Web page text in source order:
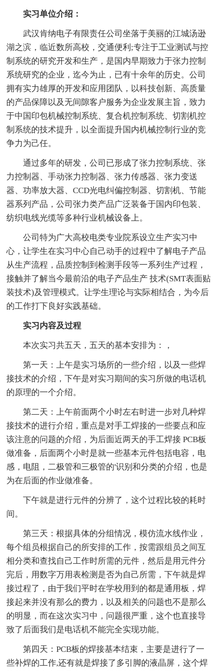
实习单位介绍：
武汉肯纳电子有限责任公司坐落于美丽的江城汤逊
湖之滨，临近数所高校，交通便利;专注于工业测试与控
制系统的研究开发和生产，是国内早期致力于张力控制
系统研究的企业，迄今为止，已有十余年的历史。公司
拥有实力雄厚的开发和应用团队，以科技创新、高质量
的产品保障以及无间隙客户服务为企业发展主旨，致力
于中国印包机械控制系统、复合机控制系统、切割机控
制系统的技术提升，以全面提升国内机械控制行业的竞
争力为己任。
通过多年的研发，公司已形成了张力控制系统、张
力控制器、手动张力控制器、张力传感器、张力变送
器、功率放大器、CCD光电纠偏控制器、切割机、节能
器系列产品，公司张力类产品广泛装备于国内印包装、
纺织电线光缆等多种行业机械设备上。
公司特为广大高校电类专业院系设立生产实习中
心，让学生在实习中心自己动手的过程中了解电子产品
从生产流程，品质控制到检测手段等一系列生产过程，
接触并了解当今最前沿的电子产品生产 技术(SMT表面贴
装技术)及管理模式。让学生理论与实际相结合，为今后
的工作打下良好实践基础。
实习内容及过程
本次实习共五天，五天的基本安排为：，
第一天：上午是实习场所的一些介绍，以及一些焊
接技术的介绍，下午是对实习期间的实习所做的电话机
的原理的一个介绍。
第二天：上午前面两个小时左右时进一步对几种焊
接技术的进行介绍，重点是对手工焊接的一些要点和应
该注意的问题的介绍，为后面近两天的手工焊接 PCB板
做准备，后面两个小时是就一些基本元件包括电容，电
感，电阻，二极管和三极管的'识别和分类的介绍，也是
为在后面的作业做准备。
下午就是进行元件的分辨了，这个过程比较的耗时
间。
第三天：根据具体的分组情况，模仿流水线作业，
每个组员根据自己的所安排的工作，按需跟组员之间互
相分类和查找自己工作时所需的元件，然后是用元件分
完后，用数字万用表检测是否为自己所需，下午就是焊
接过程了，由于我们平时在学校用到的都是通用板，焊
接起来并没有那么的费力，以及相关的问题也不是那么
的明显，而在这次实习中，问题很严重，这个也直接导
致了后面我们是电话机不能完全实现功能。
第四天：PCB板的焊接基本结束，主要是进行了一
些补焊的工作,还有就是焊接了多引脚的液晶屏，这个焊